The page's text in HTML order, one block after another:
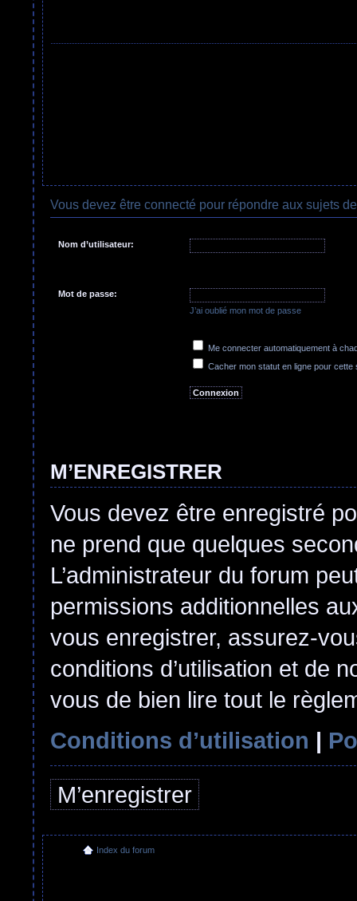
Vous devez être connecté pour répondre aux sujets
Nom d’utilisateur:
Mot de passe:
J’ai oublié mon mot de passe
Me connecter automatiquement à
Cacher mon statut en ligne pour cette
M’ENREGISTRER
Vous devez être enregistré
ne prend que quelques
L’administrateur du forum
permissions additionnelles
vous enregistrer, assurez-
conditions d’utilisation et de
vous de bien lire tout le
Conditions d’utilisation |
M’enregistrer
Index du forum